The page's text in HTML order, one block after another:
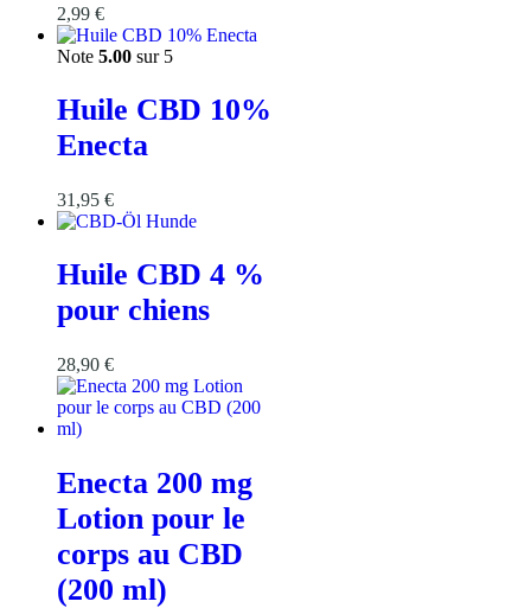
2,99 €
Note 5.00 sur 5
Huile CBD 10%
Enecta
31,95 €
Huile CBD 4 %
pour chiens
28,90 €
Enecta 200 mg
Lotion pour le
corps au CBD
(200 ml)